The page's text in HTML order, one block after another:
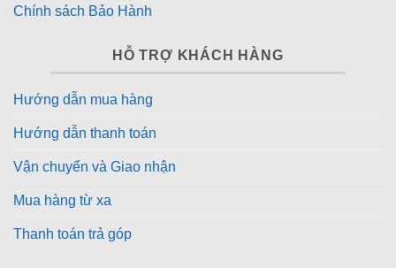
Chính sách Bảo Hành
HỖ TRỢ KHÁCH HÀNG
Hướng dẫn mua hàng
Hướng dẫn thanh toán
Vận chuyển và Giao nhận
Mua hàng từ xa
Thanh toán trả góp